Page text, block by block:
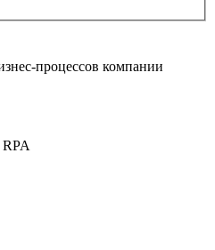
процессов компании
RPA